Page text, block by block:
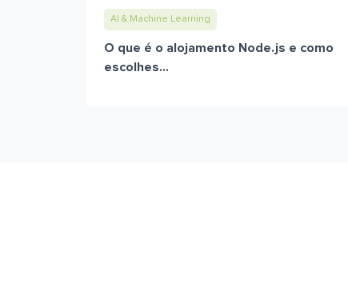
AI & Machine Learning
O que é o alojamento Node.js e como
escolhes...